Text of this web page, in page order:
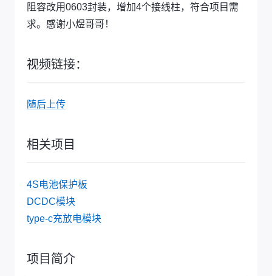
阻容改用0603封装，增加4个接线柱，符合项目需
求。感谢小煜哥哥！
视频链接：
随后上传
相关项目
4S电池保护板
DCDC模块
type-c充放电模块
项目简介